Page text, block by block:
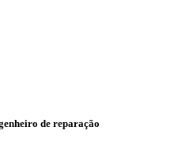
de reparação